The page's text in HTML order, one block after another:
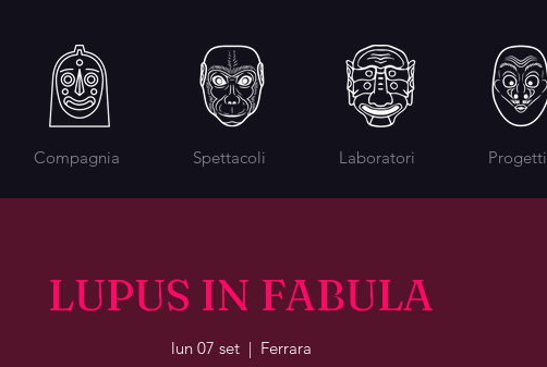
LUPUS IN FABULA
lun 07 set
  |
Ferrara
Compagnia Spettacoli Laboratori Progetti